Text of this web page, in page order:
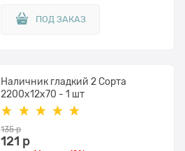
ПОД ЗАКАЗ
Наличник гладкий 2 Сорта
2200x12х70 - 1 шт
135 р
121 р